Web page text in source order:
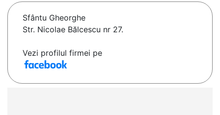
Sfântu Gheorghe
Str. Nicolae Bălcescu nr 27.
Vezi profilul firmei pe